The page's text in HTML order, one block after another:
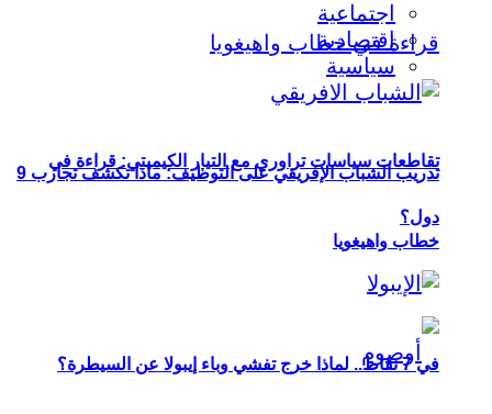
تقاطعات سياسات تراوري مع التيار الكيميتي: قراءة في
خطاب واهيغويا
اجتماعية
اقتصادية
سياسية
تدريب الشباب الإفريقي على التوظيف: ماذا تكشف تجارب 9
دول؟
في 7 نقاط.. لماذا خرج تفشي وباء إيبولا عن السيطرة؟